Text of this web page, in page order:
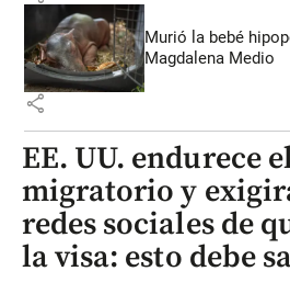
Murió la bebé
Magdalena Medio
share
EE. UU. endurece
migratorio y
redes sociales de
la visa: esto debe